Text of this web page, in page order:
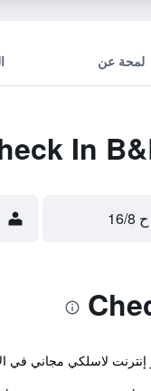
لمحة عن
ح 16/8
مجاني في الأماكن